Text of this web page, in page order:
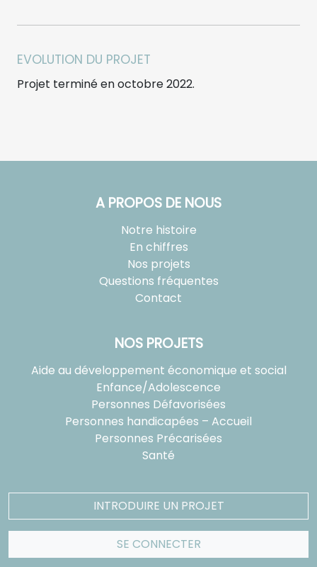
EVOLUTION DU PROJET
Projet terminé en octobre 2022.
A PROPOS DE NOUS
Notre histoire
En chiffres
Nos projets
Questions fréquentes
Contact
NOS PROJETS
Aide au développement économique et social
Enfance/Adolescence
Personnes Défavorisées
Personnes handicapées – Accueil
Personnes Précarisées
Santé
INTRODUIRE UN PROJET
SE CONNECTER